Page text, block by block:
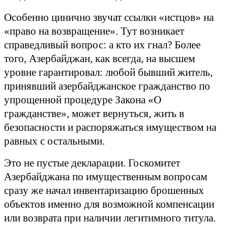
Особенно цинично звучат ссылки «истцов» на
«право на возвращение». Тут возникает
справедливый вопрос: а кто их гнал? Более
того, Азербайджан, как всегда, на высшем
уровне гарантировал: любой бывший житель,
принявший азербайджанское гражданство по
упрощенной процедуре Закона «О
гражданстве», может вернуться, жить в
безопасности и распоряжаться имуществом на
равных с остальными.
Это не пустые декларации. Госкомитет
Азербайджана по имущественным вопросам
сразу же начал инвентаризацию брошенных
объектов именно для возможной компенсации
или возврата при наличии легитимного титула.